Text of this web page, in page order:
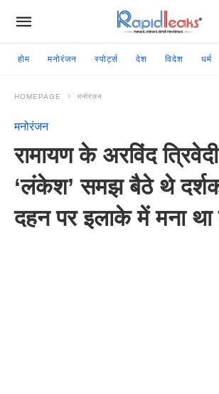
होम मनोरंजन स्पोर्ट्स देश विदेश धर्म
HOMEPAGE मनोरंजन
मनोरंजन
रामायण के अरविंद
‘लंकेश’ समझ बैठे थे
दहन पर इलाके में मना